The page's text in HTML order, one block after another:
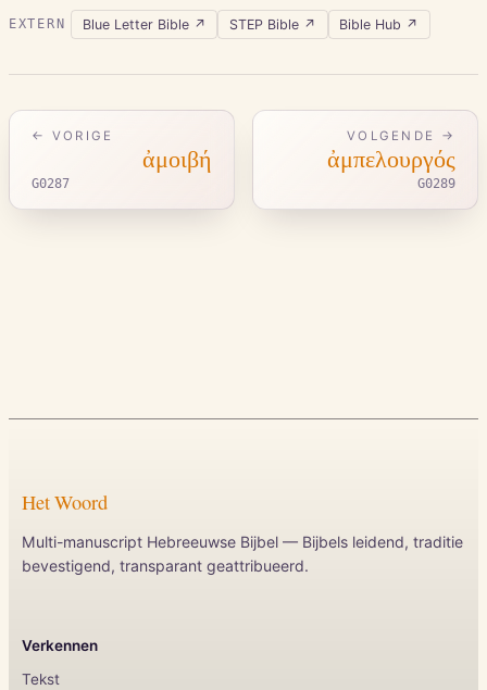
EXTERN Blue Letter Bible↗ STEP Bible↗ Bible Hub ↗
← VORIGE
ἀμοιβή
G0287
VOLGENDE →
ἀμπελουργός
G0289
Het Woord
Multi-manuscript Hebreeuwse Bijbel — Bijbels leidend, traditie
bevestigend, transparant geattribueerd.
Verkennen
Tekst